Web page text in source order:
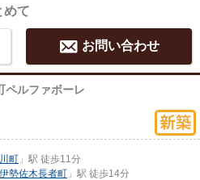
めて
お問い合わせ
ペルファボーレ
町 」駅 徒歩11分
伊勢佐木長者町 」駅 徒歩14分